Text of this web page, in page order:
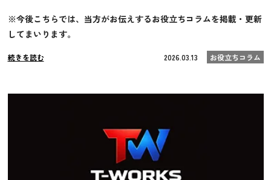
※今後こちらでは、当方がお伝えするお役立ちコラムを掲載・更新
してまいります。
続きを読む 2026.03.13 お役立ちコラム